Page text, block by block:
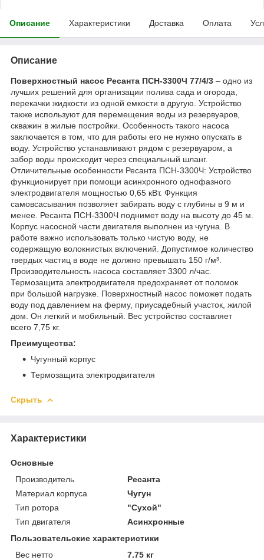
Описание Характеристики Доставка Оплата
Описание
Поверхностный насос Ресанта ПСН-3300Ч 77/4/3 – одно из
лучших решений для организации полива сада и огорода,
перекачки жидкости из одной емкости в другую. Устройство
также используют для перемещения воды из резервуаров,
скважин в жилые постройки. Особенность такого насоса
заключается в том, что для работы его не нужно опускать в
воду. Устройство устанавливают рядом с резервуаром, а
забор воды происходит через специальный шланг.
Отличительные особенности Ресанта ПСН-3300Ч: Устройство
функционирует при помощи асинхронного однофазного
электродвигателя мощностью 0,65 кВт. Функция
самовсасывания позволяет забирать воду с глубины в 9 м и
менее. Ресанта ПСН-3300Ч поднимет воду на высоту до 45 м.
Корпус насосной части двигателя выполнен из чугуна. В
работе важно использовать только чистую воду, не
содержащую волокнистых включений. Допустимое количество
твердых частиц в воде не должно превышать 150 г/м³.
Производительность насоса составляет 3300 л/час.
Термозащита электродвигателя предохраняет от поломок
при большой нагрузке. Поверхностный насос поможет подать
воду под давлением на ферму, приусадебный участок, жилой
дом. Он легкий и мобильный. Вес устройство составляет
всего 7,75 кг.
Преимущества:
Чугунный корпус
Термозащита электродвигателя
Скрыть
Характеристики
Основные
Производитель
Ресанта
Материал корпуса
Чугун
Тип ротора
"Сухой"
Тип двигателя
Асинхронные
Пользовательские характеристики
Вес нетто
7.75 кг